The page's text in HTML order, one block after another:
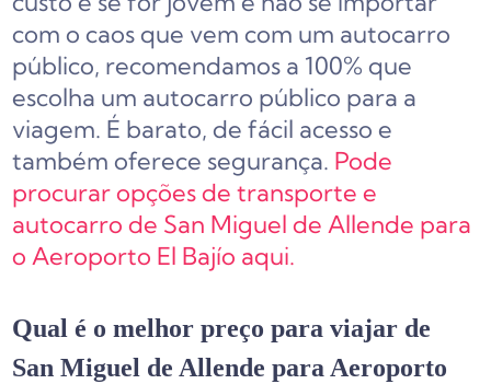
com o caos que vem com um autocarro
público, recomendamos a 100% que
escolha um autocarro público para a
viagem. É barato, de fácil acesso e
também oferece segurança. Pode
procurar opções de transporte e
autocarro de San Miguel de Allende para
o Aeroporto El Bajío aqui.
Qual é o melhor preço para viajar de
San Miguel de Allende para Aeroporto